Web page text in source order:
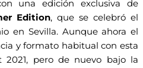
una edición exclusiva de
Edition, que se celebró el
en Sevilla. Aunque ahora el
y formato habitual con esta
2021, pero de nuevo bajo la